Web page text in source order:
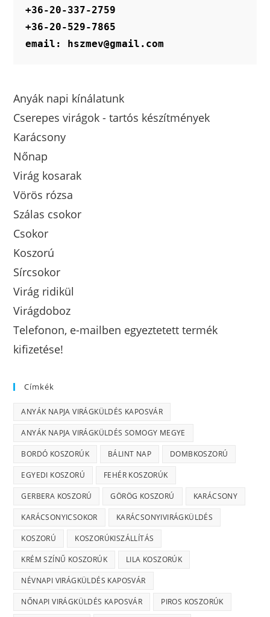
+36-20-337-2759
+36-20-529-7865
email: hszmev@gmail.com
Anyák napi kínálatunk
Cserepes virágok - tartós készítmények
Karácsony
Nőnap
Virág kosarak
Vörös rózsa
Szálas csokor
Csokor
Koszorú
Sírcsokor
Virág ridikül
Virágdoboz
Telefonon, e-mailben egyeztetett termék
kifizetése!
Címkék
ANYÁK NAPJA VIRÁGKÜLDÉS KAPOSVÁR
ANYÁK NAPJA VIRÁGKÜLDÉS SOMOGY MEGYE
BORDÓ KOSZORÚK BÁLINT NAP DOMBKOSZORÚ
EGYEDI KOSZORÚ FEHÉR KOSZORÚK
GERBERA KOSZORÚ GÖRÖG KOSZORÚ KARÁCSONY
KARÁCSONYICSOKOR KARÁCSONYIVIRÁGKÜLDÉS
KOSZORÚ KOSZORÚKISZÁLLÍTÁS
KRÉM SZÍNŰ KOSZORÚK LILA KOSZORÚK
NÉVNAPI VIRÁGKÜLDÉS KAPOSVÁR
NŐNAPI VIRÁGKÜLDÉS KAPOSVÁR PIROS KOSZORÚK